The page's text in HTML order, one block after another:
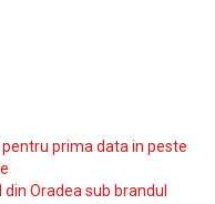
prima data in peste
Oradea sub brandul